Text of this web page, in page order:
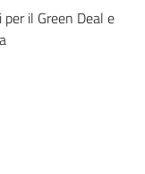
il Green Deal e